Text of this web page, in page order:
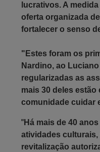
lucrativos. A
oferta organizada
fortalecer o senso
"Estes foram os
Nardino, ao
regularizadas as
mais 30 deles estão
comunidade cuidar
"Há mais de 40
atividades
revitalização